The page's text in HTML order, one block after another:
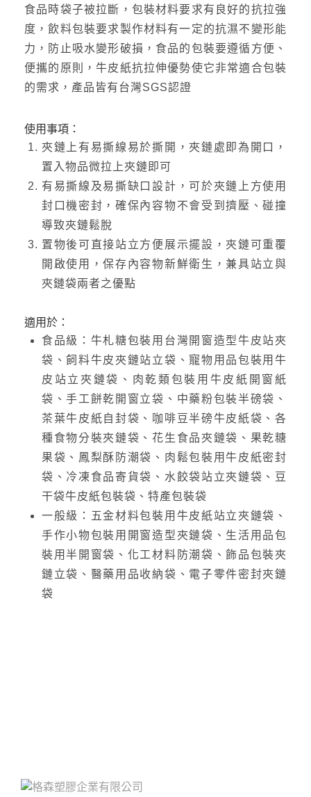
食品時袋子被拉斷，包裝材料要求有良好的抗拉強
度，飲料包裝要求製作材料有一定的抗濕不變形能
力，防止吸水變形破損，食品的包裝要遵循方便、
便攜的原則，牛皮紙抗拉伸優勢使它非常適合包裝
的需求，產品皆有台灣SGS認證
使用事項：
夾鏈上有易撕線易於撕開，夾鏈處即為開口，
置入物品微拉上夾鏈即可
有易撕線及易撕缺口設計，可於夾鏈上方使用
封口機密封，確保內容物不會受到擠壓、碰撞
導致夾鏈鬆脫
置物後可直接站立方便展示擺設，夾鏈可重覆
開啟使用，保存內容物新鮮衛生，兼具站立與
夾鏈袋兩者之優點
適用於：
食品級：牛札糖包裝用台灣開窗造型牛皮站夾
袋、飼料牛皮夾鏈站立袋、寵物用品包裝用牛
皮站立夾鏈袋、肉乾類包裝用牛皮紙開窗紙
袋、手工餅乾開窗立袋、中藥粉包裝半磅袋、
茶葉牛皮紙自封袋、咖啡豆半磅牛皮紙袋、各
種食物分裝夾鏈袋、花生食品夾鏈袋、果乾糖
果袋、鳳梨酥防潮袋、肉鬆包裝用牛皮紙密封
袋、冷凍食品寄貨袋、水餃袋站立夾鏈袋、豆
干袋牛皮紙包裝袋、特產包裝袋
一般級：五金材料包裝用牛皮紙站立夾鏈袋、
手作小物包裝用開窗造型夾鏈袋、生活用品包
裝用半開窗袋、化工材料防潮袋、飾品包裝夾
鏈立袋、醫藥用品收納袋、電子零件密封夾鏈
袋